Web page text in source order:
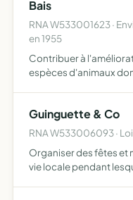
Bais
RNA W533001623 ·
en 1955
Contribuer à
espèces d'animaux
brucellose,…
Guinguette & Co
RNA W533006093 ·
Organiser des fêtes et
vie locale pendant